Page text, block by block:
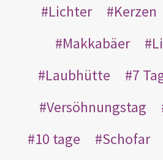
Lichter
Kerzen
Makkabäer
Laubhütte
7
Versöhnungstag
10 tage
Schofar